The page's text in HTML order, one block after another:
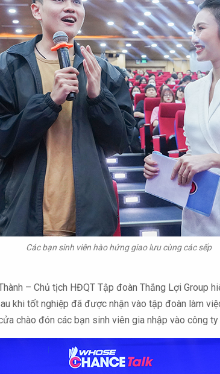
Các bạn sinh viên hào hứng giao lưu cùng các sếp
– Chủ tịch HĐQT Tập đoàn Thắng Lợi Group
khi tốt nghiệp đã được nhận vào tập đoàn làm
chào đón các bạn sinh viên gia nhập vào công